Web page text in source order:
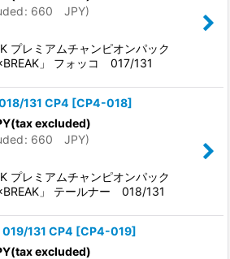
: 660 JPY)
プレミアムチャンピオンパック
」 フォッコ 017/131
131 CP4 [CP4-018]
(tax excluded)
: 660 JPY)
プレミアムチャンピオンパック
」 テールナー 018/131
131 CP4 [CP4-019]
(tax excluded)